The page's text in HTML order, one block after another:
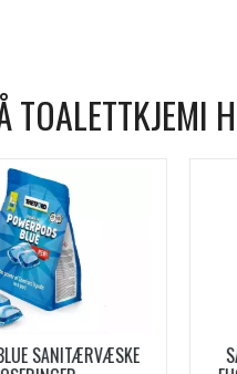
TOALETTKJEMI
SANITÆRVÆSKE